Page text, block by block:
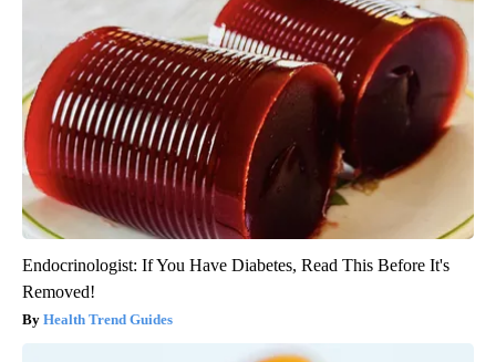
Endocrinologist: If You Have Diabetes, Read This Before It's
Removed!
Health Trend Guides